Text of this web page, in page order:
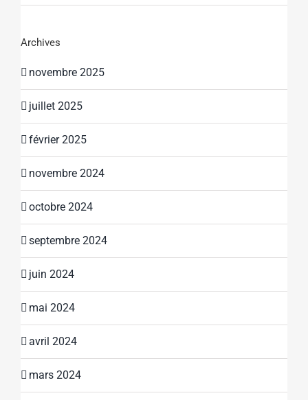
Archives
novembre 2025
juillet 2025
février 2025
novembre 2024
octobre 2024
septembre 2024
juin 2024
mai 2024
avril 2024
mars 2024